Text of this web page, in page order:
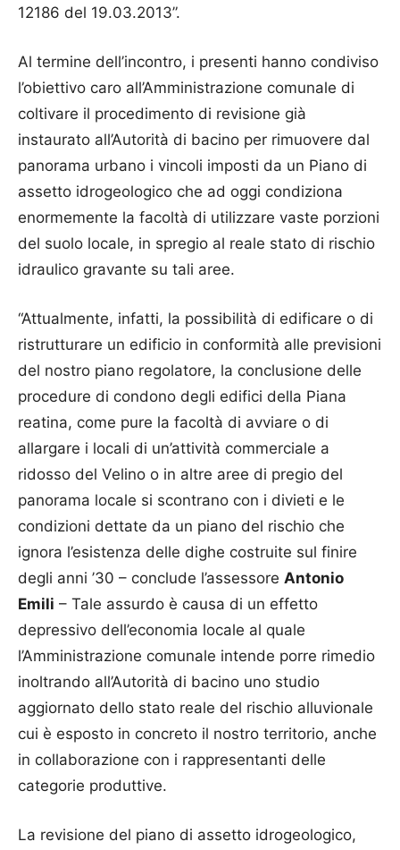
12186 del 19.03.2013”.
Al termine dell’incontro, i presenti hanno condiviso
l’obiettivo caro all’Amministrazione comunale di
coltivare il procedimento di revisione già
instaurato all’Autorità di bacino per rimuovere dal
panorama urbano i vincoli imposti da un Piano di
assetto idrogeologico che ad oggi condiziona
enormemente la facoltà di utilizzare vaste porzioni
del suolo locale, in spregio al reale stato di rischio
idraulico gravante su tali aree.
“Attualmente, infatti, la possibilità di edificare o di
ristrutturare un edificio in conformità alle previsioni
del nostro piano regolatore, la conclusione delle
procedure di condono degli edifici della Piana
reatina, come pure la facoltà di avviare o di
allargare i locali di un’attività commerciale a
ridosso del Velino o in altre aree di pregio del
panorama locale si scontrano con i divieti e le
condizioni dettate da un piano del rischio che
ignora l’esistenza delle dighe costruite sul finire
degli anni ’30 – conclude l’assessore Antonio
Emili – Tale assurdo è causa di un effetto
depressivo dell’economia locale al quale
l’Amministrazione comunale intende porre rimedio
inoltrando all’Autorità di bacino uno studio
aggiornato dello stato reale del rischio alluvionale
cui è esposto in concreto il nostro territorio, anche
in collaborazione con i rappresentanti delle
categorie produttive.
La revisione del piano di assetto idrogeologico,